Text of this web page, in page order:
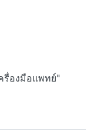
รื่องมือแพทย์"